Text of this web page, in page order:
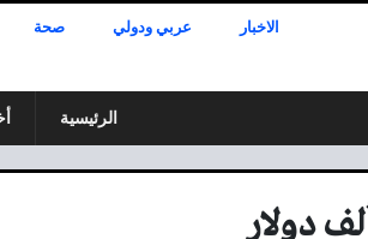
الاخبار عربي ودولي صحة
الرئيسية